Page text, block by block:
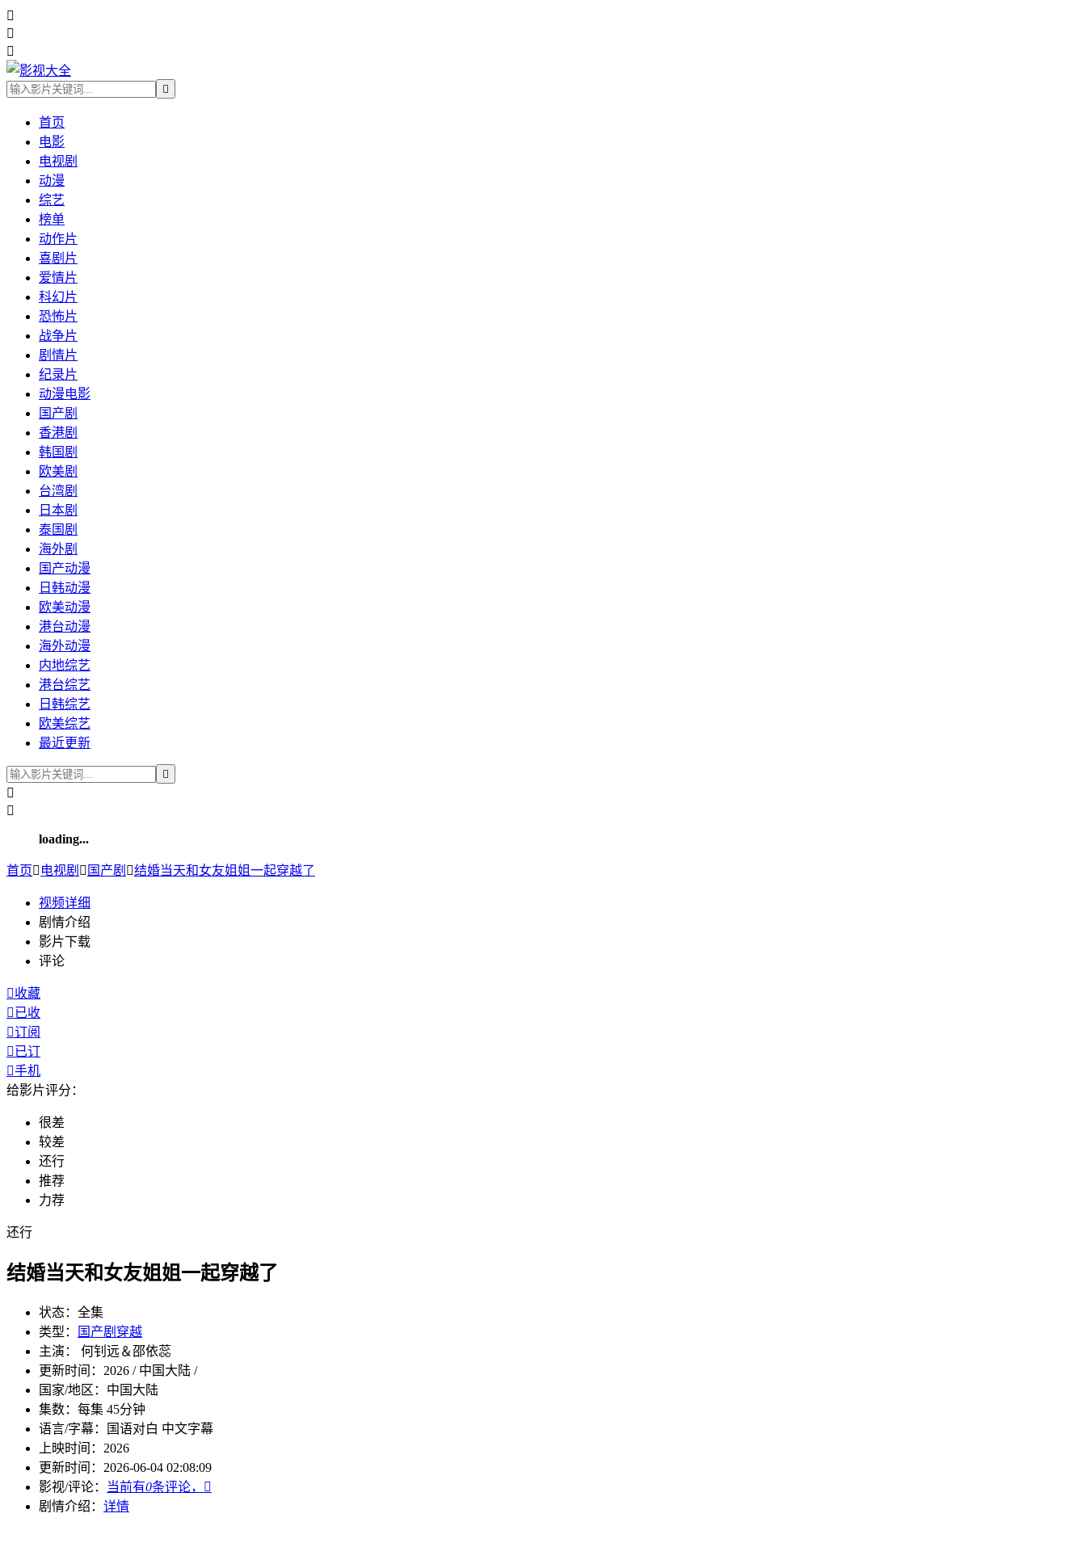




首页
电影
电视剧
动漫
综艺
榜单
动作片
喜剧片
爱情片
科幻片
恐怖片
战争片
剧情片
纪录片
动漫电影
国产剧
香港剧
韩国剧
欧美剧
台湾剧
日本剧
泰国剧
海外剧
国产动漫
日韩动漫
欧美动漫
港台动漫
海外动漫
内地综艺
港台综艺
日韩综艺
欧美综艺
最近更新



loading...
首页 电视剧  国产剧 结婚当天和女友姐姐一起穿越了
视频详细
剧情介绍
影片下载
评论
收藏
已收
订阅
已订
手机
给影片评分：
很差
较差
还行
推荐
力荐
还行
结婚当天和女友姐姐一起穿越了
状态： 全集
类型：
国产剧 穿越
主演： 何钊远＆邵依蕊
更新时间： 2026 / 中国大陆 /
国家/地区： 中国大陆
集数： 每集 45分钟
语言/字幕：
国语对白 中文字幕
上映时间： 2026
更新时间： 2026-06-04 02:08:09
影视/评论：
当前有0条评论，

剧情介绍： 详情